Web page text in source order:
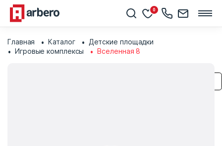
0
Главная Каталог
Детские площадки
Игровые комплексы
Вселенная 8